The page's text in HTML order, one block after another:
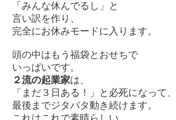
「みんな休んでるし」と
言い訳を作り、
完全にお休みモードに入ります。
頭の中はもう福袋とおせちで
いっぱいです。
２流の起業家は、
「まだ３日ある！」と必死になって、
最後までジタバタ動き続けます。